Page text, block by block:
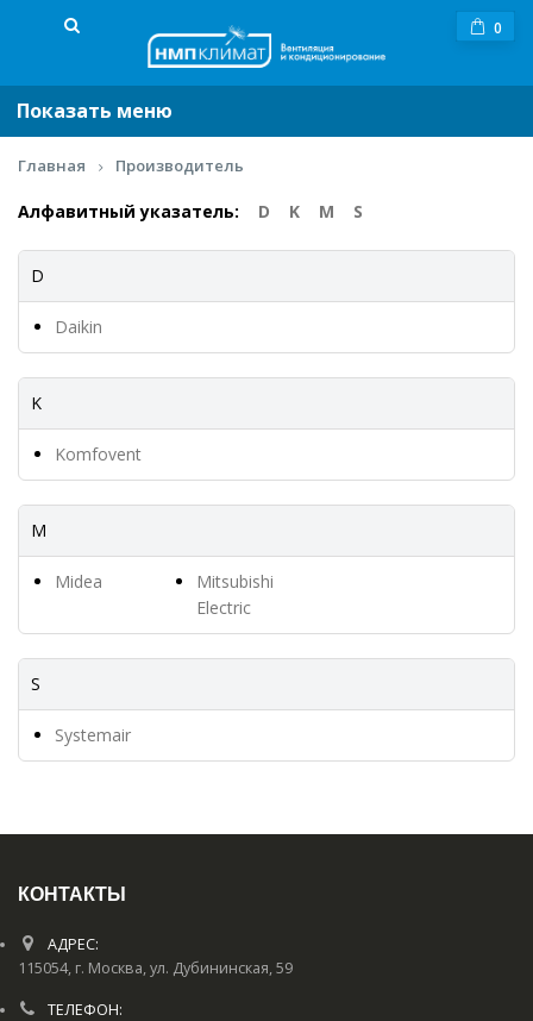
0
Показать меню
Главная Производитель
Алфавитный указатель: D K M S
D
Daikin
K
Komfovent
M
Midea
Mitsubishi
Electric
S
Systemair
КОНТАКТЫ
АДРЕС:
115054, г. Москва, ул. Дубининская, 59
ТЕЛЕФОН: